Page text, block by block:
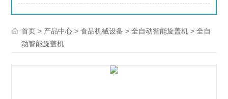
首页 > 产品中心 >食品机械设备 >全自动智能旋盖机 > 全自
动智能旋盖机